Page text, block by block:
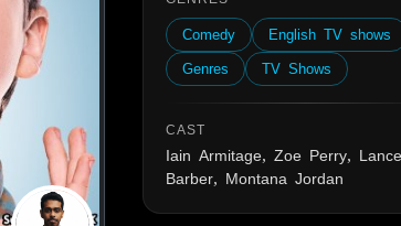
Comedy
English TV shows
Genres
TV Shows
CAST
Iain Armitage, Zoe Perry, Lance
Barber, Montana Jordan